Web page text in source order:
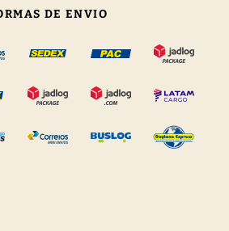
DE ENVIO